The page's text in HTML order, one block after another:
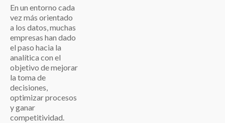
En un entorno cada
vez más orientado
a los datos, muchas
empresas han dado
el paso hacia la
analítica con el
objetivo de mejorar
la toma de
decisiones,
optimizar procesos
y ganar
competitividad.